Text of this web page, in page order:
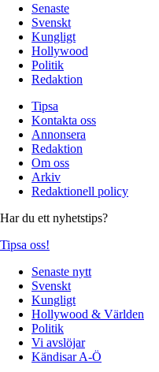
Senaste
Svenskt
Kungligt
Hollywood
Politik
Redaktion
Tipsa
Kontakta oss
Annonsera
Redaktion
Om oss
Arkiv
Redaktionell policy
Har du ett nyhetstips?
Tipsa oss!
Senaste nytt
Svenskt
Kungligt
Hollywood & Världen
Politik
Vi avslöjar
Kändisar A-Ö